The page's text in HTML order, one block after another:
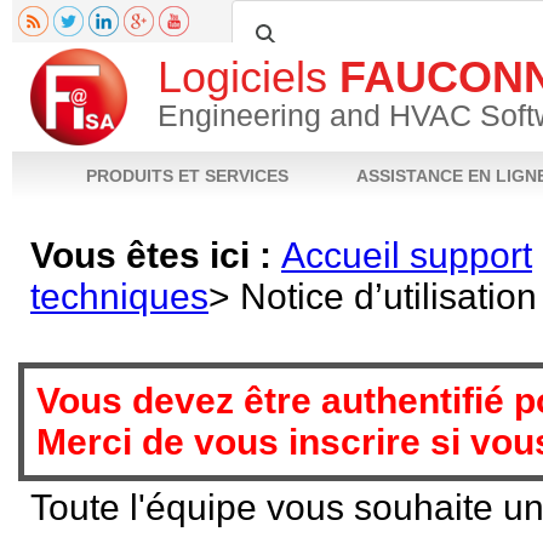
Logiciels
Engineering and HVAC
PRODUITS ET SERVICES ASSISTANCE EN
Vous êtes ici : Accueil support
techniques> Notice
Vous devez être authentifié
Merci de vous inscrire si
Toute l'équipe vous souhaite